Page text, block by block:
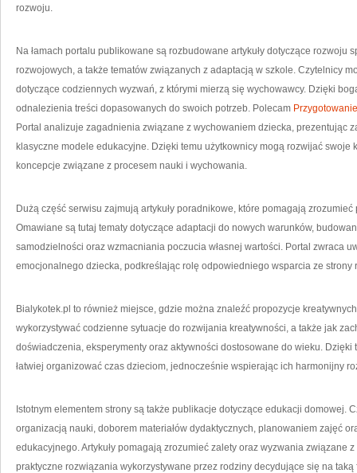
rozwoju.
Na łamach portalu publikowane są rozbudowane artykuły dotyczące rozwoju
rozwojowych, a także tematów związanych z adaptacją w szkole. Czytelnicy
dotyczące codziennych wyzwań, z którymi mierzą się wychowawcy. Dzięki
odnalezienia treści dopasowanych do swoich potrzeb. Polecam
Portal analizuje zagadnienia związane z wychowaniem dziecka, prezentując
klasyczne modele edukacyjne. Dzięki temu użytkownicy mogą rozwijać
koncepcje związane z procesem nauki i wychowania.
Dużą część serwisu zajmują artykuły poradnikowe, które pomagają
Omawiane są tutaj tematy dotyczące adaptacji do nowych warunków,
samodzielności oraz wzmacniania poczucia własnej wartości. Portal zwraca
emocjonalnego dziecka, podkreślając rolę odpowiedniego wsparcia ze strony
Bialykotek.pl to również miejsce, gdzie można znaleźć propozycje
wykorzystywać codzienne sytuacje do rozwijania kreatywności, a także jak
doświadczenia, eksperymenty oraz aktywności dostosowane do wieku.
łatwiej organizować czas dzieciom, jednocześnie wspierając ich harmonijny
Istotnym elementem strony są także publikacje dotyczące edukacji domowej.
organizacją nauki, doborem materiałów dydaktycznych, planowaniem zajęć
edukacyjnego. Artykuły pomagają zrozumieć zalety oraz wyzwania związane
praktyczne rozwiązania wykorzystywane przez rodziny decydujące się na taką